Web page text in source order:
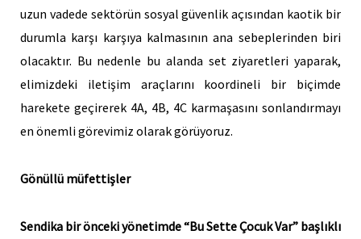
uzun vadede sektörün sosyal güvenlik açısından kaotik bir
durumla karşı karşıya kalmasının ana sebeplerinden biri
olacaktır. Bu nedenle bu alanda set ziyaretleri yaparak,
elimizdeki iletişim araçlarını koordineli bir biçimde
harekete geçirerek 4A, 4B, 4C karmaşasını sonlandırmayı
en önemli görevimiz olarak görüyoruz.
Gönüllü müfettişler
Sendika bir önceki yönetimde “Bu Sette Çocuk Var” başlıklı